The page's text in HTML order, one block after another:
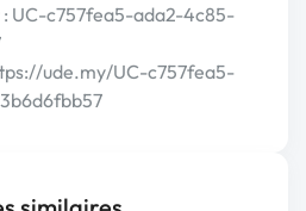
UC-c757fea5-ada2-4c85-
ude.my/UC-c757fea5-